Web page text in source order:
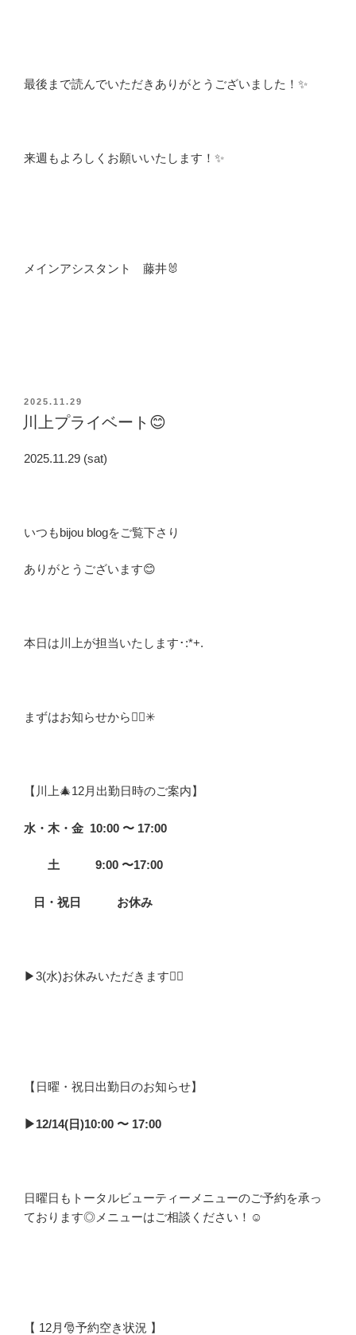
最後まで読んでいただきありがとうございました！✨
来週もよろしくお願いいたします！✨
メインアシスタント 藤井🐰
投
稿
日:
2025.11.29
川上プライベート😊
2025.11.29 (sat)
いつもbijou blogをご覧下さり
ありがとうございます😊
本日は川上が担当いたします･:*+.
まずはお知らせから💁‍♀️✳︎
【川上🎄12月出勤日時のご案内】
水・木・金 10:00 〜 17:00
土 9:00 〜17:00
日・祝日 お休み
▶︎3(水)お休みいただきます🙇‍♂️
【日曜・祝日出勤日のお知らせ】
▶︎12/14(日)10:00 〜 17:00
日曜日もトータルビューティーメニューのご予約を承っ
ております◎メニューはご相談ください！☺︎
【 12月🎅予約空き状況 】